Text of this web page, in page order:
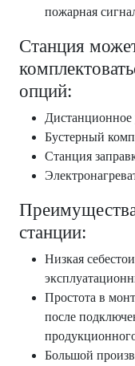
пожарная
Станция
опций:
Дистанционное
Бустерный
Станция
станции:
Низкая
Простота в
после
Большой